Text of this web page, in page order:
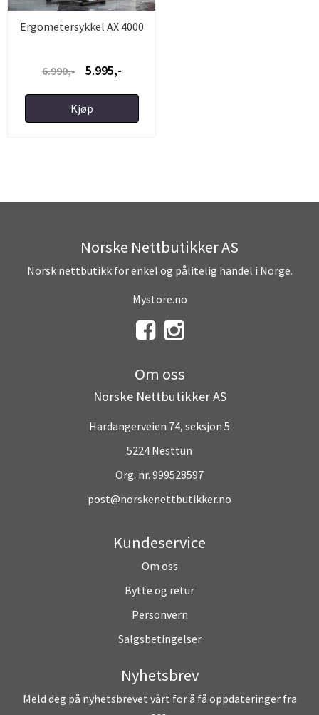
Ergometersykkel AX 4000
6.990,- 5.995,-
Kjøp
Norske Nettbutikker AS
Norsk nettbutikk for enkel og pålitelig handel i Norge.
Mystore.no
Om oss
Norske Nettbutikker AS
Hardangerveien 74, seksjon 5
5224 Nesttun
Org. nr. 999528597
post@norskenettbutikker.no
Kundeservice
Om oss
Bytte og retur
Personvern
Salgsbetingelser
Nyhetsbrev
Meld deg på nyhetsbrevet vårt for å få oppdateringer fra